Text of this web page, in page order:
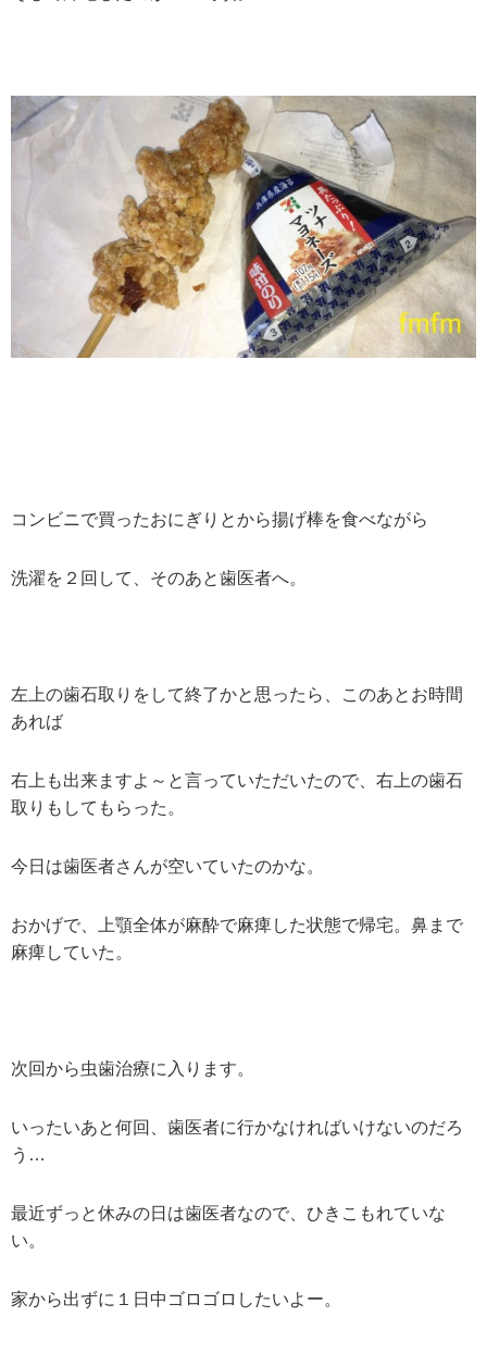
コンビニで買ったおにぎりとから揚げ棒を食べながら
洗濯を２回して、そのあと歯医者へ。
左上の歯石取りをして終了かと思ったら、このあとお時間
あれば
右上も出来ますよ～と言っていただいたので、右上の歯石
取りもしてもらった。
今日は歯医者さんが空いていたのかな。
おかげで、上顎全体が麻酔で麻痺した状態で帰宅。鼻まで
麻痺していた。
次回から虫歯治療に入ります。
いったいあと何回、歯医者に行かなければいけないのだろ
う…
最近ずっと休みの日は歯医者なので、ひきこもれていな
い。
家から出ずに１日中ゴロゴロしたいよー。